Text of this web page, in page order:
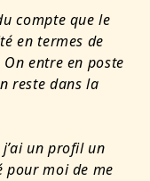
compte que le
en termes de
entre en poste
reste dans la
j’ai un profil un
pour moi de me